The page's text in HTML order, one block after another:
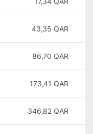
43,35 QAR
86,70 QAR
173,41 QAR
346,82 QAR